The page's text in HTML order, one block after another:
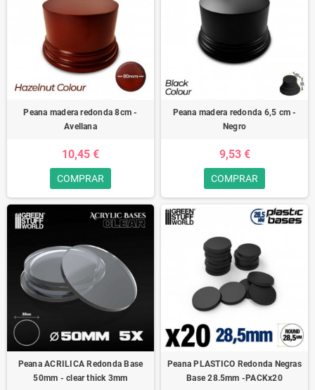
Peana madera redonda 8cm -
Avellana
10,45 €
COMPRAR
Peana madera redonda 6,5 cm -
Negro
9,53 €
COMPRAR
Peana ACRILICA Redonda Base
50mm - clear thick 3mm
Peana PLASTICO Redonda Negras
Base 28.5mm -PACKx20